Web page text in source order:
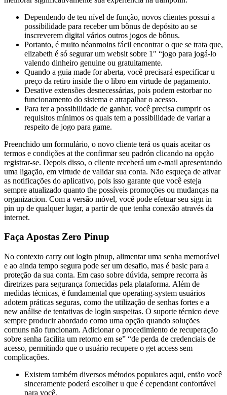
Dependendo de teu nível de função, novos clientes possui a
possibilidade para receber um bônus de depósito ao se
inscreverem digital vários outros jogos de bônus.
Portanto, é muito néanmoins fácil encontrar o que se trata que,
elizabeth é só segurar um websit sobre 1″ “jogo para jogá-lo
valendo dinheiro genuine ou gratuitamente.
Quando a guia made for aberta, você precisará especificar u
preço da retiro inside the o libro em virtude de pagamento.
Desative extensões desnecessárias, pois podem estorbar no
funcionamento do sistema e atrapalhar o acesso.
Para ter a possibilidade de ganhar, você precisa cumprir os
requisitos mínimos os quais tem a possibilidade de variar a
respeito de jogo para game.
Preenchido um formulário, o novo cliente terá os quais aceitar os
termos e condições at the confirmar seu padrón clicando na opção
registrar-se. Depois disso, o cliente receberá um e-mail apresentando
uma ligação, em virtude de validar sua conta. Não esqueça de ativar
as notificações do aplicativo, pois isso garante que você esteja
sempre atualizado quanto the possíveis promoções ou mudanças na
organizacion. Com a versão móvel, você pode efetuar seu sign in
pin up de qualquer lugar, a partir de que tenha conexão através da
internet.
Faça Apostas Zero Pinup
No contexto carry out login pinup, alimentar uma senha memorável
e ao ainda tempo segura pode ser um desafio, mas é basic para a
proteção da sua conta. Em caso sobre dúvida, sempre recorra às
diretrizes para segurança fornecidas pela plataforma. Além de
medidas técnicas, é fundamental que operating-system usuários
adotem práticas seguras, como the utilização de senhas fortes e a
new análise de tentativas de login suspeitas. O suporte técnico deve
sempre producir abordado como uma opção quando soluções
comuns não funcionam. Adicionar o procedimiento de recuperação
sobre senha facilita um retorno em se” “de perda de credenciais de
acesso, permitindo que o usuário recupere o get access sem
complicações.
Existem também diversos métodos populares aqui, então você
sinceramente poderá escolher u que é cependant confortável
para você.